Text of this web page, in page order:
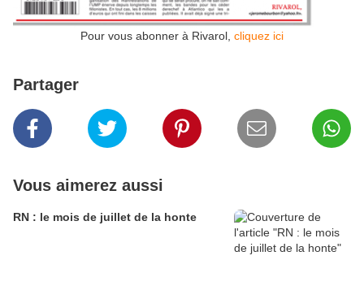
Pour vous abonner à Rivarol, cliquez ici
Partager
Vous aimerez aussi
RN : le mois de juillet de la honte